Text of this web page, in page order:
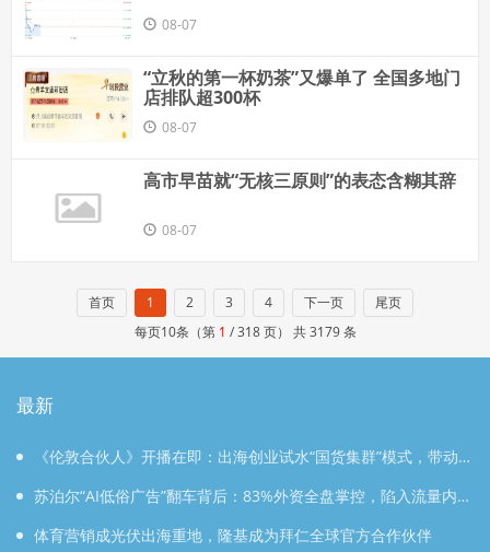
08-07
“立秋的第一杯奶茶”又爆单了 全国多地门
店排队超300杯
08-07
高市早苗就“无核三原则”的表态含糊其辞
08-07
首页 1 2 3 4 下一页
尾页
每页10条（第 1 / 318 页） 共 3179 条
最新
《伦敦合伙人》开播在即：出海创业试水“国货集群”模式，带动
入境消费反向种草
苏泊尔“AI低俗广告”翻车背后：83%外资全盘掌控，陷入流量内
卷、质量频发的负循环
体育营销成光伏出海重地，隆基成为拜仁全球官方合作伙伴